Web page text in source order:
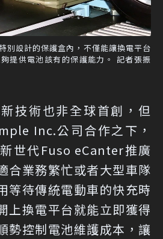
別設計的保護盒內，不僅能讓換電平台
提供電池該有的保護能力。 記者張振
技術也非全球首創，但
Inc.公司合作之下，
世代Fuso eCanter推廣
合業務繁忙或者大型車隊
等待傳統電動車的快充時
上換電平台就能立即獲得
勢控制電池維護成本，讓